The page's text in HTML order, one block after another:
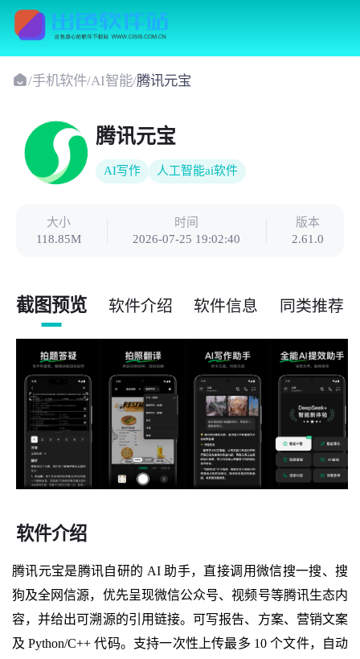
/手机软件/AI智能/腾讯元宝
腾讯元宝
AI写作 人工智能ai软件
大小
118.85M
时间
2026-07-25 19:02:40
版本
2.61.0
截图预览 软件介绍 软件信息 同类推荐
软件介绍
腾讯元宝是腾讯自研的 AI 助手，直接调用微信搜一搜、搜
狗及全网信源，优先呈现微信公众号、视频号等腾讯生态内
容，并给出可溯源的引用链接。可写报告、方案、营销文案
及 Python/C++ 代码。支持一次性上传最多 10 个文件，自动